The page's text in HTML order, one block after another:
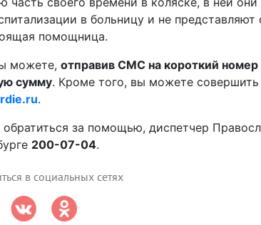
в больницу и не представляют
помощница.
можете, отправив СМС на короткий
сумму. Кроме того, вы можете совершить
.
за помощью, диспетчер
200-07-04.
в социальных сетях